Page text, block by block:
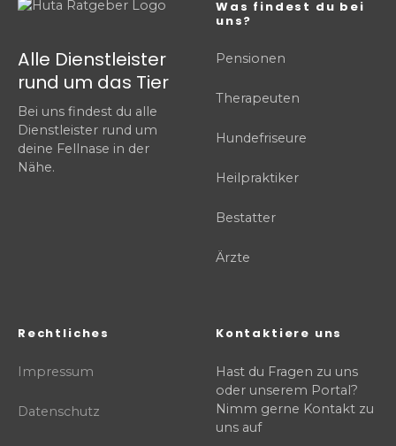
Alle Dienstleister
rund um das Tier
Bei uns findest du alle
Dienstleister rund um
deine Fellnase in der
Nähe.
Was findest du bei
uns?
Pensionen
Therapeuten
Hundefriseure
Heilpraktiker
Bestatter
Ärzte
Rechtliches
Impressum
Datenschutz
Kontaktiere uns
Hast du Fragen zu uns
oder unserem Portal?
Nimm gerne Kontakt zu
uns auf